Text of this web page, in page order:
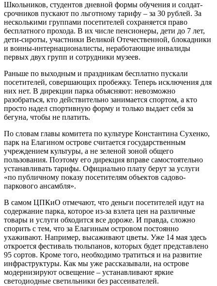
Школьников, студентов дневной формы обучения и солдат-
срочников пускают по льготному тарифу – за 30 рублей. За
несколькими группами посетителей сохраняется право
бесплатного прохода. В их числе пенсионеры, дети до 7 лет,
дети-сироты, участники Великой Отечественной, блокадники
и воины-интернационалисты, неработающие инвалиды
первых двух групп и сотрудники музеев.
Раньше по выходным и праздникам бесплатно пускали
посетителей, совершающих пробежку. Теперь исключения для
них нет. В дирекции парка объясняют: невозможно
разобраться, кто действительно занимается спортом, а кто
просто надел спортивную форму и только выдает себя за
бегуна, чтобы не платить.
По словам главы комитета по культуре Константина Сухенко,
парк на Елагином острове считается государственным
учреждением культуры, а не зеленой зоной общего
пользования. Поэтому его дирекция вправе самостоятельно
устанавливать тарифы. Официально плату берут за услуги
«по публичному показу посетителям объектов садово-
паркового ансамбля».
В самом ЦПКиО отмечают, что деньги посетителей идут на
содержание парка, которое из-за взлета цен на различные
товары и услуги обходится все дороже. И правда, сложно
спорить с тем, что за Елагиным островом постоянно
ухаживают. Например, высаживают цветы. Уже 14 мая здесь
откроется фестиваль тюльпанов, которых будет представлено
95 сортов. Кроме того, необходимо тратиться и на развитие
инфраструктуры. Как мы уже рассказывали, на острове
модернизируют освещение – устанавливают яркие
светодиодные светильники без рассеивателей.